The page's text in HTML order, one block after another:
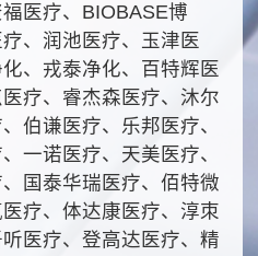
医疗、BIOBASE博
、润池医疗、‌玉津医
、戎泰净化、百特辉医
疗、睿杰森医疗、沐尔
伯谦医疗、乐邦医疗、
一诺医疗、天美医疗、
国泰华瑞医疗、佰特微
疗、体达康医疗、淳朿
医疗、登高达医疗、精